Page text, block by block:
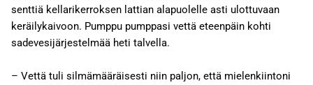
senttiä kellarikerroksen lattian alapuolelle asti ulottuvaan
keräilykaivoon. Pumppu pumppasi vettä eteenpäin kohti
sadevesijärjestelmää heti talvella.
– Vettä tuli silmämääräisesti niin paljon, että mielenkiintoni